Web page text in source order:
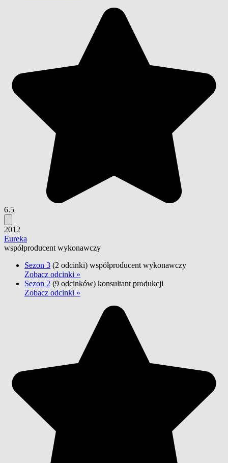
6.5
2012
Eureka
współproducent wykonawczy
Sezon 3 (2 odcinki) współproducent wykonawczy
Zobacz odcinki »
Sezon 2 (9 odcinków) konsultant produkcji
Zobacz odcinki »